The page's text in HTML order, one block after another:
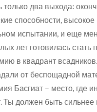
два выхода:
способности,
испытании, и еще
лет готовилась
в квадрант
от беспощадной
Басгиат – место, где
Ты должен быть
older?
I am